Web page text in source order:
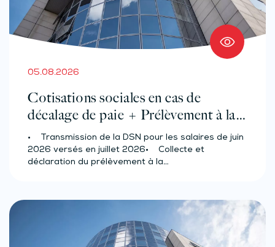
05.08.2026
Cotisations sociales en cas de
décalage de paie + Prélèvement à la
source des salariés et assimilés
(effectif d’au moins 50 salariés)
• Transmission de la DSN pour les salaires de juin
2026 versés en juillet 2026• Collecte et
déclaration du prélèvement à la…